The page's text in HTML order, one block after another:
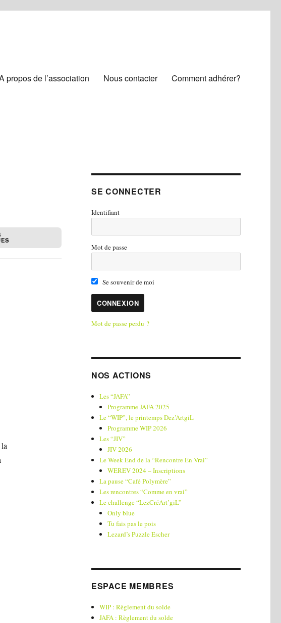
propos de l’association Nous contacter Comment adhérer?
SE CONNECTER
Identifiant
Mot de passe
Se souvenir de moi
Mot de passe perdu ?
NOS ACTIONS
Les “JAFA”
Programme JAFA 2025
Le “WIP”, le printemps Dez’ArtgiL
Programme WIP 2026
Les “JIV”
JIV 2026
Le Week End de la “Rencontre En Vrai”
WEREV 2024 – Inscriptions
La pause “Café Polymère”
Les rencontres “Comme en vrai”
Le challenge “LezCréArt’giL”
Only blue
Tu fais pas le pois
Lezard’s Puzzle Escher
ESPACE MEMBRES
WIP : Règlement du solde
JAFA : Règlement du solde